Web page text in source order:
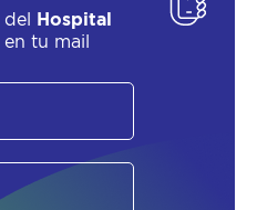
del
Hospital
en tu mail